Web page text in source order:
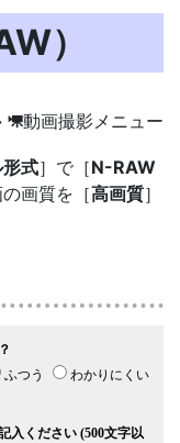
）
1動画撮影メニュー
式］で［N-RAW
画質を［高画質］